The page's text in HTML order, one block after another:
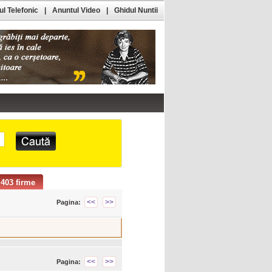
403 firme
Pagina: << >>
Pagina: << >>
Telefonic Anuntul Video Ghidul Nuntii